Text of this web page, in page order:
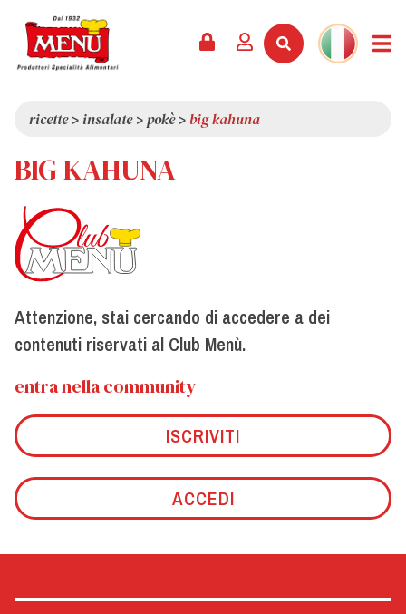
CATALOGO
ULTIME NOVITÀ
RASSEGNA STAMPA
CHI SIAMO
VALORI
CURIOSITÀ
SHOWROOM
LAVORA CON NOI
ricette> insalate>pokè> big kahuna
BIG KAHUNA
Attenzione, stai cercando di accedere a dei
contenuti riservati al Club Menù.
entra nella community
ISCRIVITI
ACCEDI